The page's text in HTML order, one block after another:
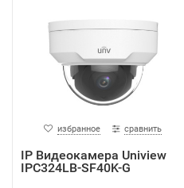
избранное сравнить
IP Видеокамера Uniview
IPC324LB-SF40K-G